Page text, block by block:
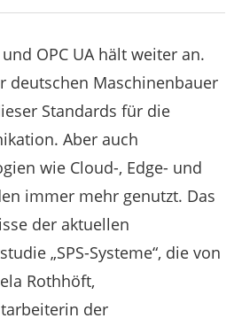
OPC UA hält weiter an.
deutschen Maschinenbauer
Standards für die
Aber auch
wie Cloud-, Edge- und
immer mehr genutzt. Das
der aktuellen
„SPS-Systeme“, die von
Rothhöft,
der